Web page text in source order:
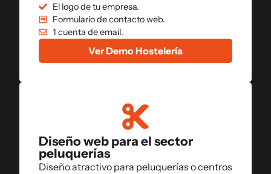
El logo de tu empresa.
Formulario de contacto web.
1 cuenta de email.
Ver Demo Hostelería
Diseño web para el sector
peluquerías
Diseño atractivo para peluquerías o centros